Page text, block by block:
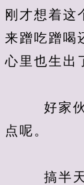
刚才想着这
来蹭吃蹭喝
心里也生出
好家伙
点呢。
搞半天